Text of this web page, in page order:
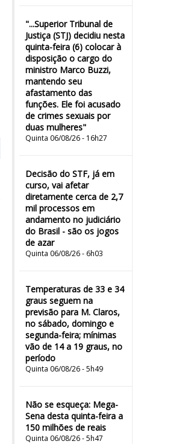
"...Superior Tribunal de
Justiça (STJ) decidiu nesta
quinta-feira (6) colocar à
disposição o cargo do
ministro Marco Buzzi,
mantendo seu
afastamento das
funções. Ele foi acusado
de crimes sexuais por
duas mulheres"
Quinta 06/08/26 - 16h27
Decisão do STF, já em
curso, vai afetar
diretamente cerca de 2,7
mil processos em
andamento no judiciário
do Brasil - são os jogos
de azar
Quinta 06/08/26 - 6h03
Temperaturas de 33 e 34
graus seguem na
previsão para M. Claros,
no sábado, domingo e
segunda-feira; mínimas
vão de 14 a 19 graus, no
período
Quinta 06/08/26 - 5h49
Não se esqueça: Mega-
Sena desta quinta-feira a
150 milhões de reais
Quinta 06/08/26 - 5h47